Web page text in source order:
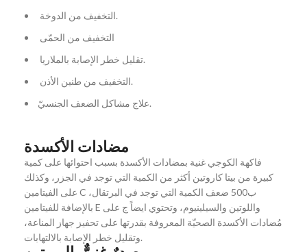
التخفيف من الدوخة.
التخفيف من الحمّى
تقليل خطر الإصابة بالملاريا.
التخفيف من طنين الأذن.
علاج مشاكل الضعف الجنسيّ.
مضادات الأكسدة
فاكهة الكوجي غنية بمضادات الأكسدة بسبب احتوائها على كمية
كبيرة من بيتا كاروتين أكثر من الكمية التي توجد في الجزر، وكذلك
على الفيتامين C ب500 ضعف الكمية التي توجد في البرتقال،
بالإضافة للفيتامين E واللوتين والسيلينيوم، وتحتوي ايضاً ج على
مُضادات الأكسدة الصحيّة المعروفة بقدرتها على تحفيز جهاز المناعة،
وتقليل خطر الإصابة بالالتهابات.